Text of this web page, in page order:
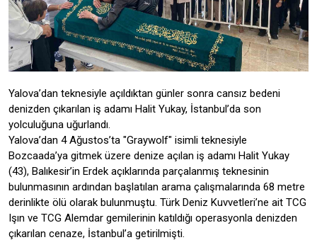
Yalova’dan teknesiyle açıldıktan günler sonra cansız bedeni
denizden çıkarılan iş adamı Halit Yukay, İstanbul’da son
yolculuğuna uğurlandı.
Yalova’dan 4 Ağustos’ta "Graywolf" isimli teknesiyle
Bozcaada’ya gitmek üzere denize açılan iş adamı Halit Yukay
(43), Balıkesir’in Erdek açıklarında parçalanmış teknesinin
bulunmasının ardından başlatılan arama çalışmalarında 68 metre
derinlikte ölü olarak bulunmuştu. Türk Deniz Kuvvetleri’ne ait TCG
Işın ve TCG Alemdar gemilerinin katıldığı operasyonla denizden
çıkarılan cenaze, İstanbul’a getirilmişti.